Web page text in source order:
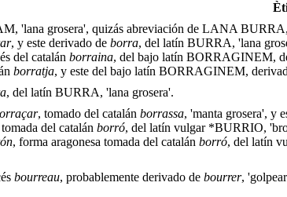
'lana grosera', quizás abreviación de LANA
, y este derivado de borra, del latín BURRA, 'lana
del catalán borraina, del bajo latín BORRAGINEM,
borratja, y este del bajo latín BORRAGINEM,
, del latín BURRA, 'lana grosera'.
, tomado del catalán borrassa, 'manta grosera', y
del catalán borró, del latín vulgar *BURRIO,
, forma aragonesa tomada del catalán borró, del latín
bourreau, probablemente derivado de bourrer,